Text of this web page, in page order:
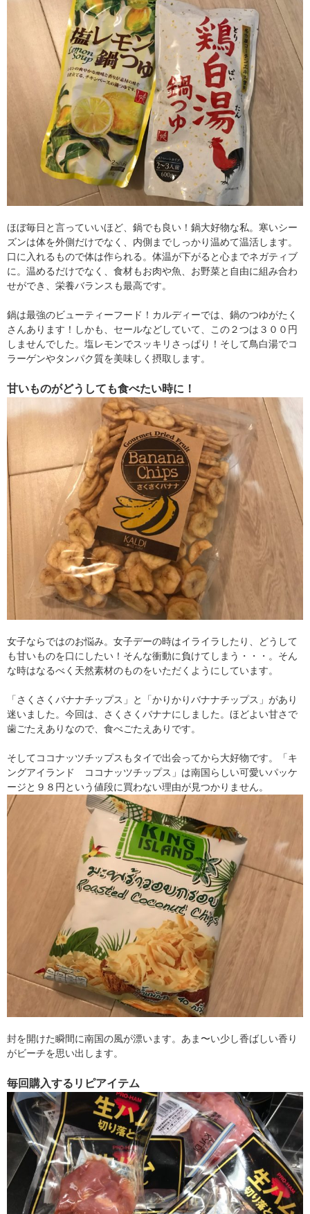
ほぼ毎日と言っていいほど、鍋でも良い！鍋大好物な私。寒いシー
ズンは体を外側だけでなく、内側までしっかり温めて温活します。
口に入れるもので体は作られる。体温が下がると心までネガティブ
に。温めるだけでなく、食材もお肉や魚、お野菜と自由に組み合わ
せができ、栄養バランスも最高です。
鍋は最強のビューティーフード！カルディーでは、鍋のつゆがたく
さんあります！しかも、セールなどしていて、この２つは３００円
しませんでした。塩レモンでスッキリさっぱり！そして鳥白湯でコ
ラーゲンやタンパク質を美味しく摂取します。
甘いものがどうしても食べたい時に！
女子ならではのお悩み。女子デーの時はイライラしたり、どうして
も甘いものを口にしたい！そんな衝動に負けてしまう・・・。そん
な時はなるべく天然素材のものをいただくようにしています。
「さくさくバナナチップス」と「かりかりバナナチップス」があり
迷いました。今回は、さくさくバナナにしました。ほどよい甘さで
歯ごたえありなので、食べごたえありです。
そしてココナッツチップスもタイで出会ってから大好物です。「キ
ングアイランド ココナッツチップス」は南国らしい可愛いパッケ
ージと９８円という値段に買わない理由が見つかりません。
封を開けた瞬間に南国の風が漂います。あま〜い少し香ばしい香り
がビーチを思い出します。
毎回購入するリピアイテム